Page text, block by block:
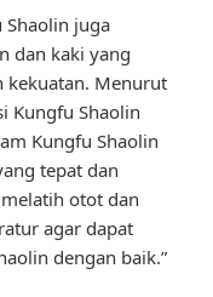
Shaolin juga
dan kaki yang
kekuatan. Menurut
Kungfu Shaolin
Kungfu Shaolin
tepat dan
otot dan
agar dapat
dengan baik.”